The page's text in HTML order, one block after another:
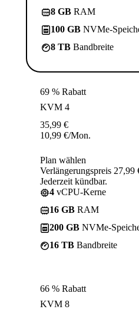
8 GB RAM
100 GB NVMe-
8 TB Bandbreite
69 % Rabatt
KVM 4
35,99 €
10,99 €/Mon.
Plan wählen
Verlängerungspreis 27,99
Jederzeit kündbar.
4 vCPU-Kerne
16 GB RAM
200 GB NVMe-
16 TB Bandbreite
66 % Rabatt
KVM 8